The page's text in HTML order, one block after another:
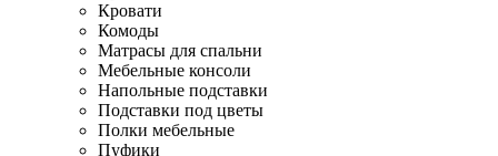
Кровати
Комоды
Матрасы для спальни
Мебельные консоли
Напольные подставки
Подставки под цветы
Полки мебельные
Пуфики